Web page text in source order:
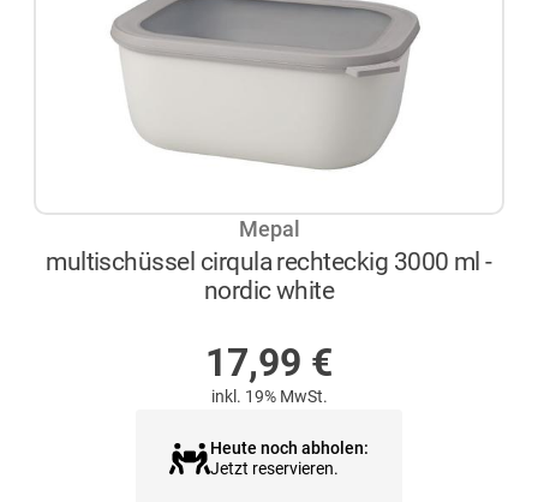
Mepal
multischüssel cirqula rechteckig 3000 ml -
nordic white
17,99 €
inkl. 19% MwSt.
Heute noch abholen:
Jetzt reservieren.